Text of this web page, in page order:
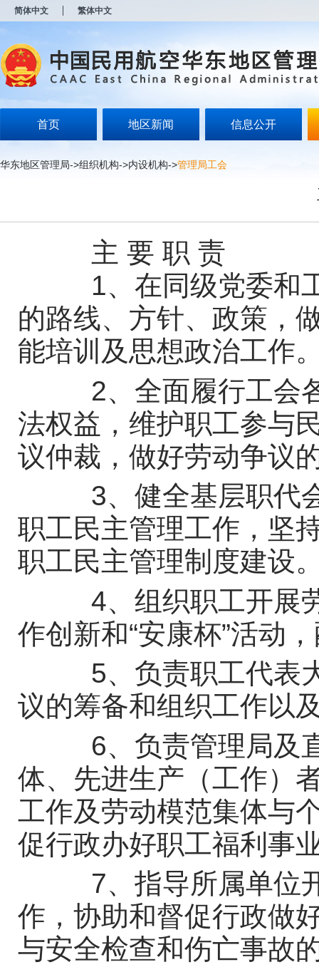
简体中文 繁体中文
首页 地区新闻 信息公开
华东地区管理局->组织机构->内设机构->管理局工会
主 要 职 责
1、在同级党委和工
的路线、方针、政策，
能培训及思想政治工作
2、全面履行工会各
法权益，维护职工参与
议仲裁，做好劳动争议
3、健全基层职代会
职工民主管理工作，坚
职工民主管理制度建设
4、组织职工开展劳
作创新和“安康杯”活动
5、负责职工代表大
议的筹备和组织工作以
6、负责管理局及直
体、先进生产（工作）
工作及劳动模范集体与
促行政办好职工福利事
7、指导所属单位开
作，协助和督促行政做
与安全检查和伤亡事故
开
无
障
说
按
Alt
键